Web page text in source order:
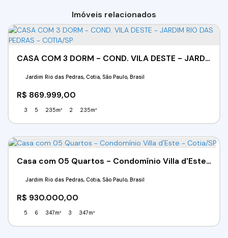
Imóveis relacionados
CASA COM 3 DORM - COND. VILA DESTE - JARDIM RIO DAS PEDRAS - COTIA/SP
R$ 869.999,00
Jardim Rio das Pedras, Cotia, São Paulo, Brasil
3 5 235m² 2 235m²
Casa com 05 Quartos - Condomínio Villa d'Este - Cotia/SP
R$ 930.000,00
Jardim Rio das Pedras, Cotia, São Paulo, Brasil
5 6 347m² 3 347m²